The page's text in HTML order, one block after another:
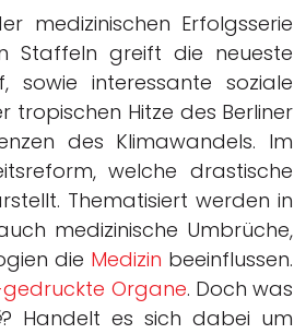
medizinischen Erfolgsserie
Staffeln greift die neueste
sowie interessante soziale
tropischen Hitze des Berliner
des Klimawandels. Im
welche drastische
Thematisiert werden in
medizinische Umbrüche,
die Medizin beeinflussen.
Organe. Doch was
? Handelt es sich dabei um